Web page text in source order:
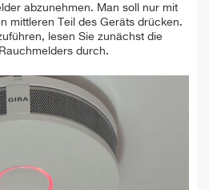
abzunehmen. Man soll nur mit
mittleren Teil des Geräts drücken.
lesen Sie zunächst die
durch.